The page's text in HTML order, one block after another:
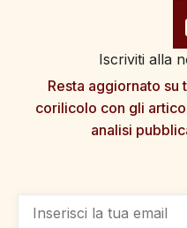
Iscriviti alla
Resta aggiornato
corilicolo con gli
analisi